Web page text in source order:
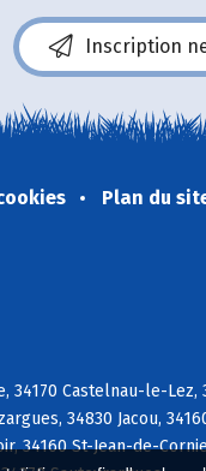
Inscription
Plan du
Castelnau-le-Lez,
34830 Jacou,
34160 St-Jean-de-